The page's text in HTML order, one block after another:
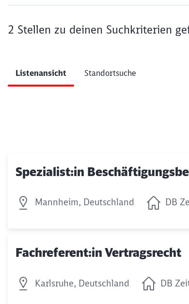
2 Stellen zu deinen Suchkriterien
ListenansichtErgebnisse pro Seite 10
Standortsuche
Spezialist:in
Mannheim, Deutschland DB
Fachreferent:in Vertragsrecht
Karlsruhe, Deutschland DB